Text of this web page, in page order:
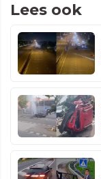
Lees ook